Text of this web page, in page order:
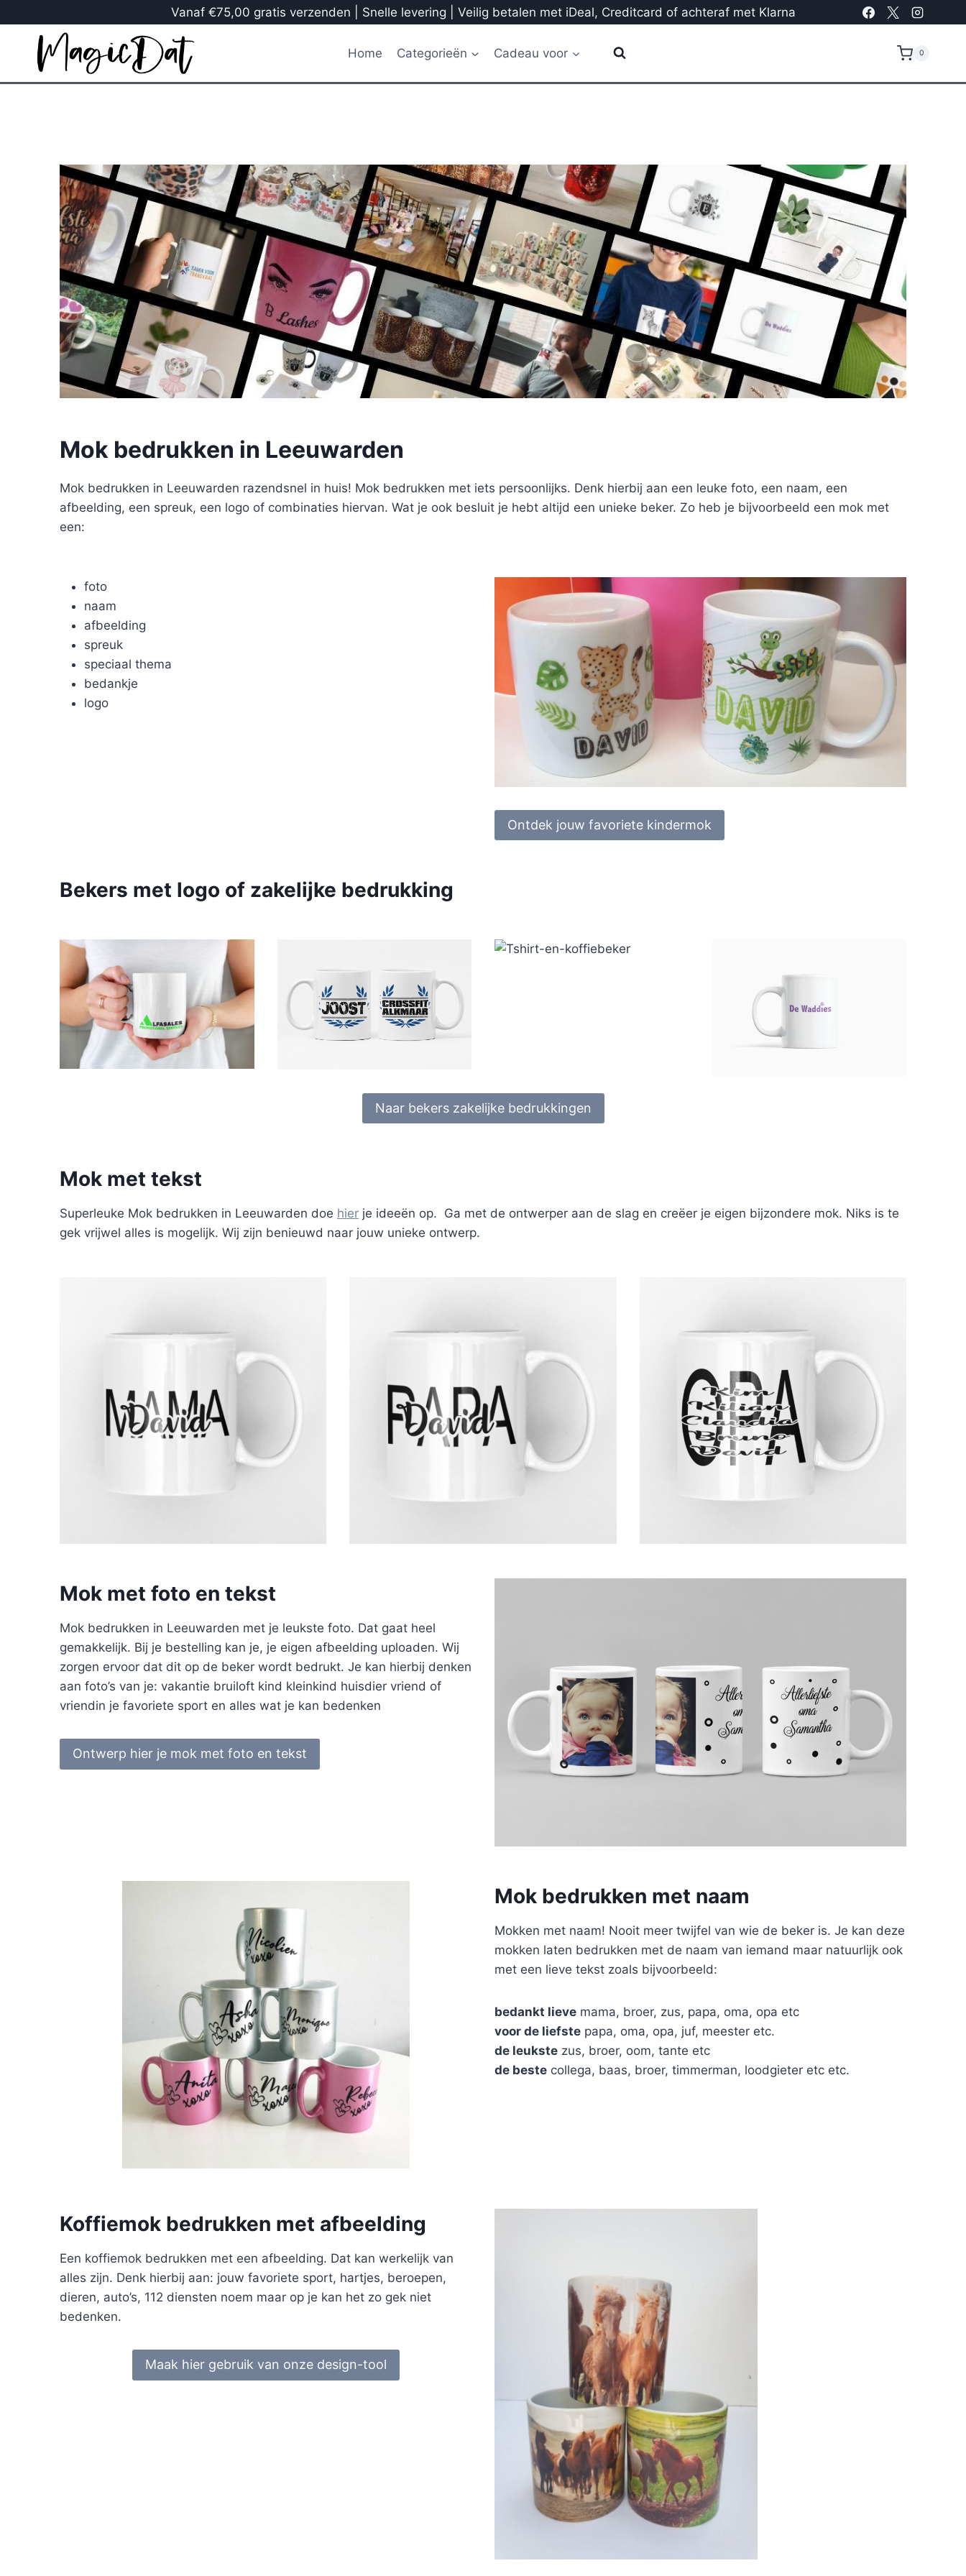
Vanaf €75,00 gratis verzenden | Snelle levering | Veilig betalen met iDeal, Creditcard of achteraf met Klarna
Home Categorieën Cadeau voor 0
Mok bedrukken in Leeuwarden
Mok bedrukken in Leeuwarden razendsnel in huis! Mok bedrukken met iets persoonlijks. Denk hierbij aan een leuke foto, een naam, een
afbeelding, een spreuk, een logo of combinaties hiervan. Wat je ook besluit je hebt altijd een unieke beker. Zo heb je bijvoorbeeld een mok met
een:
foto
naam
afbeelding
spreuk
speciaal thema
bedankje
logo
Ontdek jouw favoriete kindermok
Bekers met logo of zakelijke bedrukking
Naar bekers zakelijke bedrukkingen
Mok met tekst
Superleuke Mok bedrukken in Leeuwarden doe hier je ideeën op. Ga met de ontwerper aan de slag en creëer je eigen bijzondere mok. Niks is te
gek vrijwel alles is mogelijk. Wij zijn benieuwd naar jouw unieke ontwerp.
Mok met foto en tekst
Mok bedrukken in Leeuwarden met je leukste foto. Dat gaat heel
gemakkelijk. Bij je bestelling kan je, je eigen afbeelding uploaden. Wij
zorgen ervoor dat dit op de beker wordt bedrukt. Je kan hierbij denken
aan foto’s van je: vakantie bruiloft kind kleinkind huisdier vriend of
vriendin je favoriete sport en alles wat je kan bedenken
Ontwerp hier je mok met foto en tekst
Mok bedrukken met naam
Mokken met naam! Nooit meer twijfel van wie de beker is. Je kan deze
mokken laten bedrukken met de naam van iemand maar natuurlijk ook
met een lieve tekst zoals bijvoorbeeld:
bedankt lieve mama, broer, zus, papa, oma, opa etc
voor de liefste papa, oma, opa, juf, meester etc.
de leukste zus, broer, oom, tante etc
de beste collega, baas, broer, timmerman, loodgieter etc etc.
Koffiemok bedrukken met afbeelding
Een koffiemok bedrukken met een afbeelding. Dat kan werkelijk van
alles zijn. Denk hierbij aan: jouw favoriete sport, hartjes, beroepen,
dieren, auto’s, 112 diensten noem maar op je kan het zo gek niet
bedenken.
Maak hier gebruik van onze design-tool